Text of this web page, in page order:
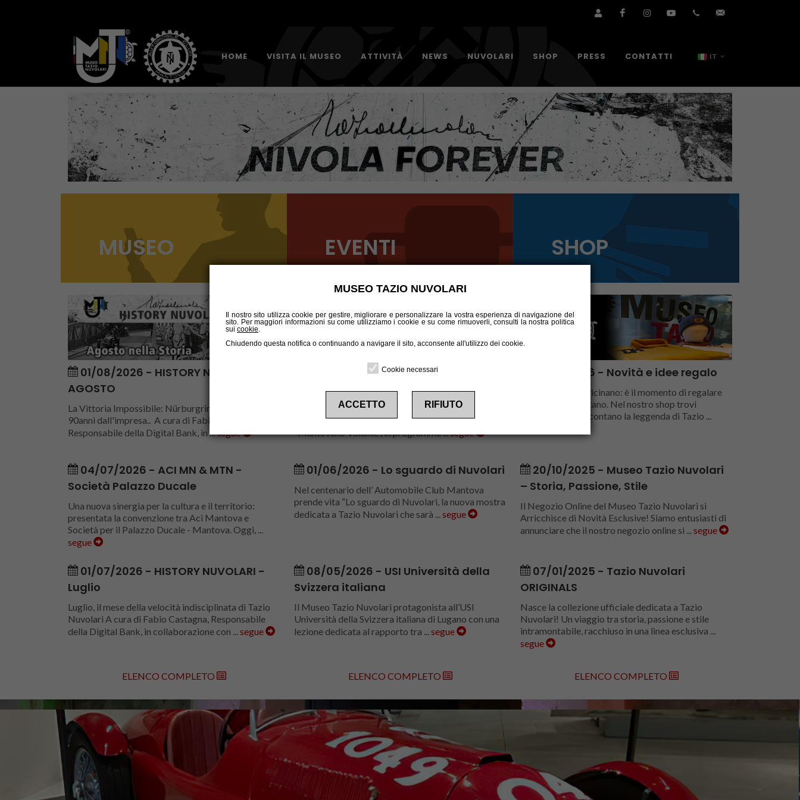
Area Utente Shop
FacebookInstagramYouTube+39.0376.894391
IT
HOME VISITA IL MUSEO ATTIVITÀ NEWS NUVOLARI SHOP PRESS CONTATTI
MUSEO EVENTI SHOP
01/08/2026 - HISTORY NUVOLARI -
AGOSTO
La Vittoria Impossibile: Nürburgring, 1935 - a
90anni dall'impresa.. A cura di Fabio Castagna,
Responsabile della Digital Bank, in ...segue
04/07/2026 - ACI MN & MTN -
Società Palazzo Ducale
Una nuova sinergia per la cultura e il territorio:
presentata la convenzione tra Aci Mantova e
Società per il Palazzo Ducale - Mantova. Oggi, ...
segue
01/07/2026 - HISTORY NUVOLARI -
Luglio
Luglio, il mese della velocità indisciplinata di Tazio
Nuvolari A cura di Fabio Castagna, Responsabile
della Digital Bank, in collaborazione con ...segue
ELENCO COMPLETO
06/08/2026 - 73° Anniversario della
scomparsa di Tazio Nuvolari
Aci Mantova Giuseppe Pottocar ricordano la
Commemorazione ufficiale in onore del
“Mantovano Volante”, in programma ...segue
01/06/2026 - Lo sguardo di Nuvolari
Nel centenario dell’ Automobile Club Mantova
prende vita “Lo sguardo di Nuvolari, la nuova mostra
dedicata a Tazio Nuvolari che sarà ...segue
08/05/2026 - USI Università della
Svizzera italiana
Il Museo Tazio Nuvolari protagonista all’USI
Università della Svizzera italiana di Lugano con una
lezione dedicata al rapporto tra ...segue
ELENCO COMPLETO
02/01/2026 - Novità e idee regalo
Le Festività si avvicinano: è il momento di regalare
emozioni che restano. Nel nostro shop trovi
proposte che raccontano la leggenda di Tazio ...
20/10/2025 - Museo Tazio Nuvolari
– Storia, Passione, Stile
Il Negozio Online del Museo Tazio Nuvolari si
Arricchisce di Novità Esclusive! Siamo entusiasti di
annunciare che il nostro negozio online si ...segue
07/01/2025 - Tazio Nuvolari
ORIGINALS
Nasce la collezione ufficiale dedicata a Tazio
Nuvolari! Un viaggio tra storia, passione e stile
intramontabile, racchiuso in una linea esclusiva ...
segue
ELENCO COMPLETO
MUSEO TAZIO NUVOLARI
Il nostro sito utilizza cookie per gestire, migliorare e personalizzare la vostra esperienza di navigazione del
sito. Per maggiori informazioni su come utilizziamo i cookie e su come rimuoverli, consulti la nostra politica
sui cookie
Chiudendo questa notifica o continuando a navigare il sito, acconsente all'utilizzo dei cookie.
Cookie necessari
ACCETTO RIFIUTO